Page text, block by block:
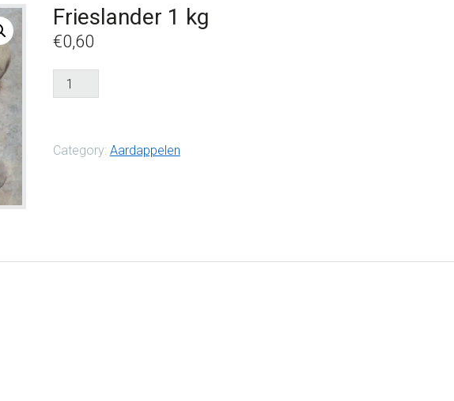
Frieslander 1 kg
€0,60
Frieslander
1
Category: Aardappelen